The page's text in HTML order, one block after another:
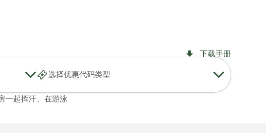
选择优惠代码类型
。
一起挥汗、在游泳
下载手册